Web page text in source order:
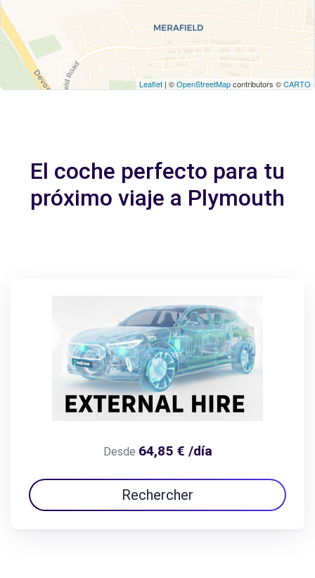
Leaflet | ©OpenStreetMapcontributors ©CARTO
El coche perfecto para tu
próximo viaje a Plymouth
Desde 64,85 € /día
Rechercher